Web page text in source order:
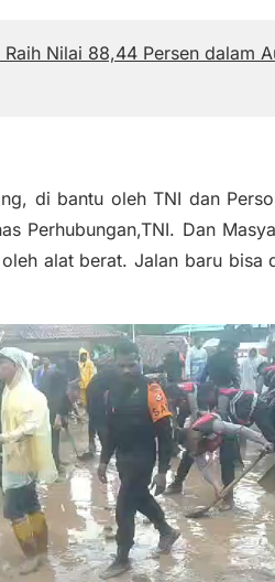
Nilai 88,44 Persen dalam
di bantu oleh TNI dan
Perhubungan,TNI. Dan
alat berat. Jalan baru bisa